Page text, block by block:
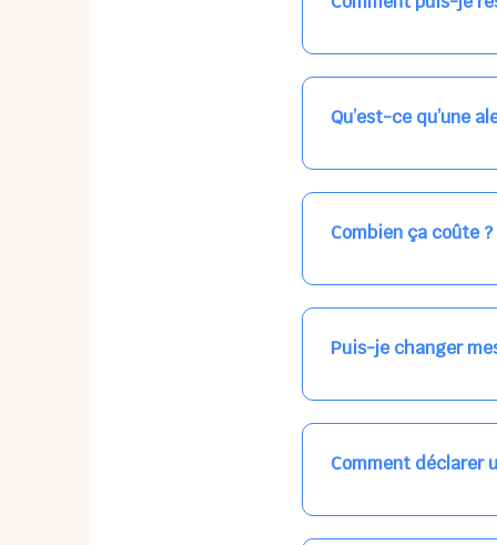
Nos places libres au
qui vous intéresse,
Qu’est-ce qu’une
Vous avez besoin
les places disponibles
Combien ça coûte ?
Votre accueil est
habituel. N'hésitez
Puis-je changer
Dans votre profil
email, par SMS, par
Comment déclarer
Signalez une absence
ou